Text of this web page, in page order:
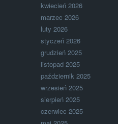
kwiecień 2026
marzec 2026
luty 2026
styczeń 2026
grudzień 2025
listopad 2025
październik 2025
wrzesień 2025
sierpień 2025
czerwiec 2025